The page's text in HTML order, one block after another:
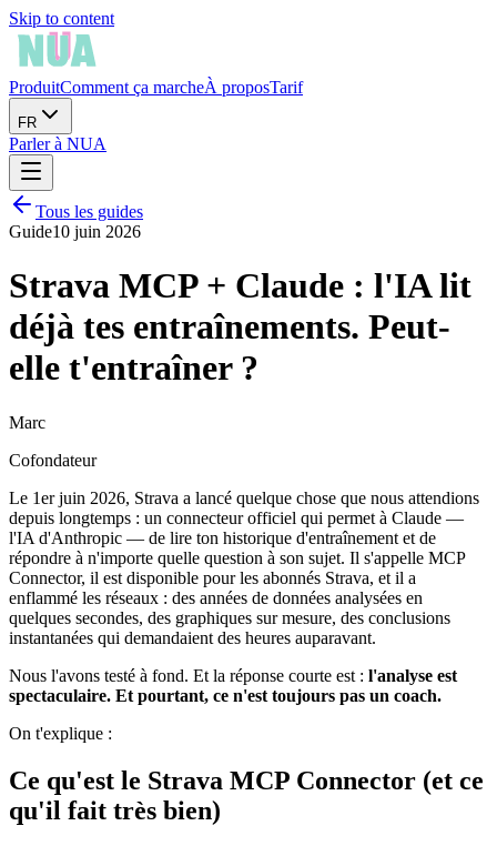
Skip to content
ProduitComment ça marcheÀ proposTarif
FR
Parler à NUA
Tous les guides
Guide10 juin 2026
Strava MCP + Claude : l'IA lit
déjà tes entraînements. Peut-
elle t'entraîner ?
Marc
Cofondateur
Le 1er juin 2026, Strava a lancé quelque chose que nous attendions
depuis longtemps : un connecteur officiel qui permet à Claude —
l'IA d'Anthropic — de lire ton historique d'entraînement et de
répondre à n'importe quelle question à son sujet. Il s'appelle MCP
Connector, il est disponible pour les abonnés Strava, et il a
enflammé les réseaux : des années de données analysées en
quelques secondes, des graphiques sur mesure, des conclusions
instantanées qui demandaient des heures auparavant.
Nous l'avons testé à fond. Et la réponse courte est : l'analyse est
spectaculaire. Et pourtant, ce n'est toujours pas un coach.
On t'explique :
Ce qu'est le Strava MCP Connector (et ce
qu'il fait très bien)